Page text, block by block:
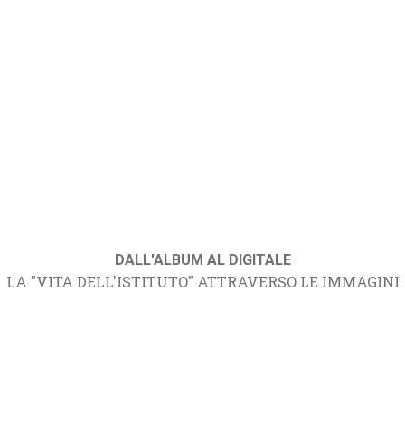
DALL'ALBUM AL DIGITALE
LA "VITA DELL'ISTITUTO" ATTRAVERSO LE IMMAGINI